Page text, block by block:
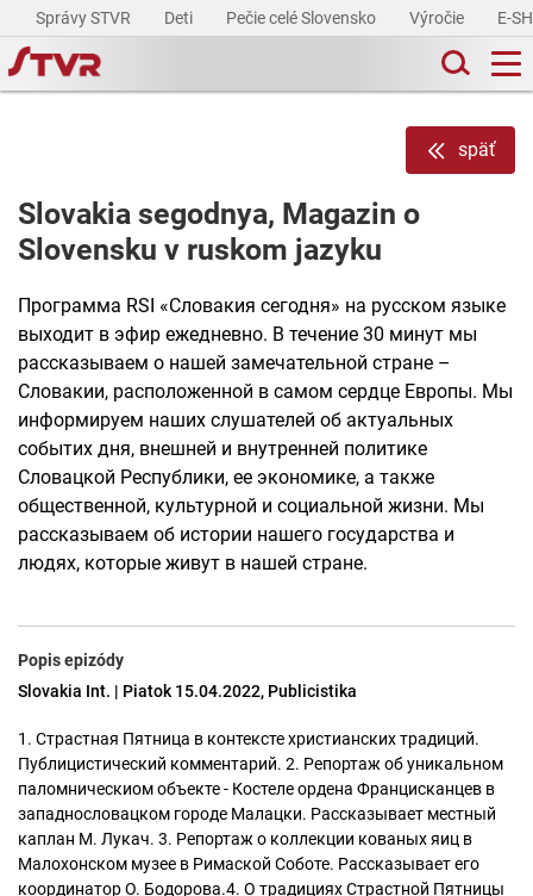
Správy STVR Deti Pečie celé Slovensko Výročie E-
späť
Slovakia segodnya, Magazin o
Slovensku v ruskom jazyku
Программа RSI «Словакия сегодня» на русском языке
выходит в эфир ежедневно. В течение 30 минут мы
рассказываем о нашей замечательной стране –
Словакии, расположенной в самом сердце Европы. Мы
информируем наших слушателей об актуальных
событих дня, внешней и внутренней политике
Словацкой Республики, ее экономике, а также
общественной, культурной и социальной жизни. Мы
рассказываем об истории нашего государства и
людях, которые живут в нашей стране.
Popis epizódy
Slovakia Int. | Piatok 15.04.2022, Publicistika
1. Страстная Пятница в контексте христианских традиций.
Публицистический комментарий. 2. Репортаж об уникальном
паломническиом объекте - Костеле ордена Францисканцев в
западнословацком городе Малацки. Рассказывает местный
каплан М. Лукач. 3. Репортаж о коллекции кованых яиц в
Малохонском музее в Римаской Соботе. Рассказывает его
координатор О. Бодорова.4. О традициях Страстной Пятницы